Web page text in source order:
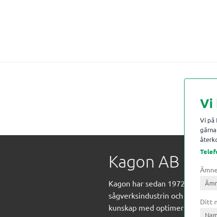
Kagon AB
Kagon har sedan 1972
sågverksindustrin och övrig
kunskap med
Vi
Vi på
Ditt